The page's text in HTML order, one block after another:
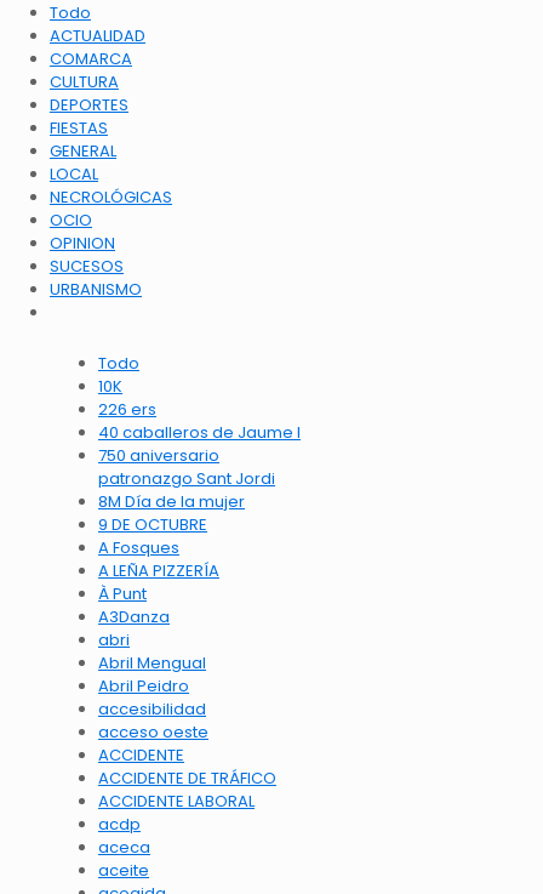
Todo
ACTUALIDAD
COMARCA
CULTURA
DEPORTES
FIESTAS
GENERAL
LOCAL
NECROLÓGICAS
OCIO
OPINION
SUCESOS
URBANISMO
Todo
10K
226 ers
40 caballeros de Jaume I
750 aniversario
patronazgo Sant Jordi
8M Día de la mujer
9 DE OCTUBRE
A Fosques
A LEÑA PIZZERÍA
À Punt
A3Danza
abri
Abril Mengual
Abril Peidro
accesibilidad
acceso oeste
ACCIDENTE
ACCIDENTE DE TRÁFICO
ACCIDENTE LABORAL
acdp
aceca
aceite